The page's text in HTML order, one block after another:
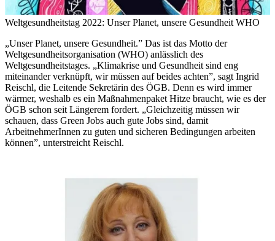
Weltgesundheitstag 2022: Unser Planet, unsere Gesundheit WHO
„Unser Planet, unsere Gesundheit.” Das ist das Motto der
Weltgesundheitsorganisation (WHO) anlässlich des
Weltgesundheitstages. „Klimakrise und Gesundheit sind eng
miteinander verknüpft, wir müssen auf beides achten”, sagt Ingrid
Reischl, die Leitende Sekretärin des ÖGB. Denn es wird immer
wärmer, weshalb es ein Maßnahmenpaket Hitze braucht, wie es der
ÖGB schon seit Längerem fordert. „Gleichzeitig müssen wir
schauen, dass Green Jobs auch gute Jobs sind, damit
ArbeitnehmerInnen zu guten und sicheren Bedingungen arbeiten
können”, unterstreicht Reischl.